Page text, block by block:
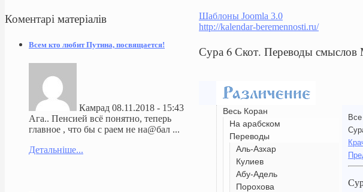
Шаблоны Joomla 3.0
http://kalendar-beremennosti.ru/
Сура 6 Скот. Переводы
Весь Коран
На арабском
Переводы
Аль-Азхар
Кулиев
Абу-Адель
Порохова
Коментарі матеріалів
Всем кто любит Путина, посвящается!
Камрад 08.11.2018 - 15:43
Ага.. Пенсией всё понятно, теперь
главное , что бы с раем не на@бал ...
Детальніше...